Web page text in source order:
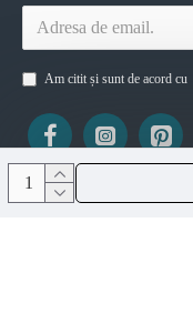
Am citit și sunt de acord cu
ViZIO AGS SRL